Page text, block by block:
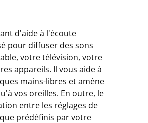
d'aide à l'écoute
pour diffuser des sons
votre télévision, votre
appareils. Il vous aide à
mains-libres et amène
vos oreilles. En outre, le
entre les réglages de
prédéfinis par votre